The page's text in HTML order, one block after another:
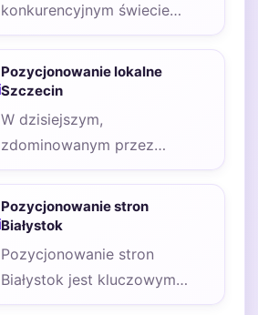
konkurencyjnym świecie
cyfrowym, skuteczne dotarcie
do klientów znajdujących się
w najbliższej okolicy…
Pozycjonowanie lokalne
Szczecin
W dzisiejszym,
zdominowanym przez
technologię świecie, silna
obecność online jest
fundamentem rozwoju
każdego biznesu. Dla…
Pozycjonowanie stron
Białystok
Pozycjonowanie stron
Białystok jest kluczowym
elementem dla każdego